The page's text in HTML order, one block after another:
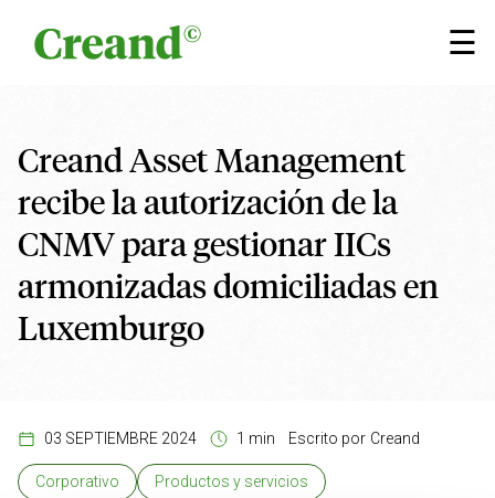
☰
×
Creand Asset Management
recibe la autorización de la
CNMV para gestionar IICs
armonizadas domiciliadas en
Luxemburgo
03 SEPTIEMBRE 2024 1 min Escrito por Creand
Corporativo Productos y servicios